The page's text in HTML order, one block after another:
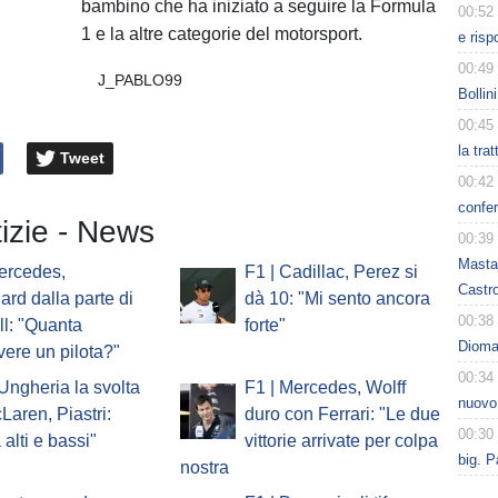
bambino che ha iniziato a seguire la Formula
1 e la altre categorie del motorsport.
J_PABLO99
Tweet
- News
dalla parte di
"Quanta
un pilota?"
F1 | Cadillac, Perez si
dà 10: "Mi sento ancora
forte"
la svolta
Piastri:
alti e bassi"
F1 | Mercedes, Wolff
duro con Ferrari: "Le due
vittorie arrivate per colpa
nostra
00:52
e
00:49
00:45
la
00:42
00:39
00:38
00:34
00:30
big.